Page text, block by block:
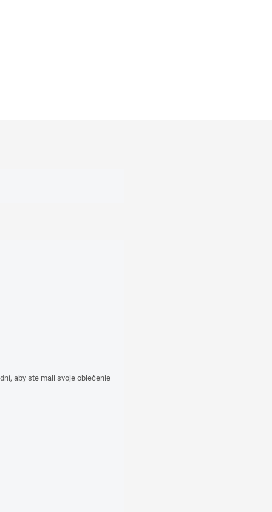
aby ste mali svoje oblečenie